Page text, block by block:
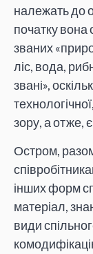
належать до
початку
званих
ліс, вода,
звані»,
зору, а отже,
Остром,
інших форм
матеріал,
види